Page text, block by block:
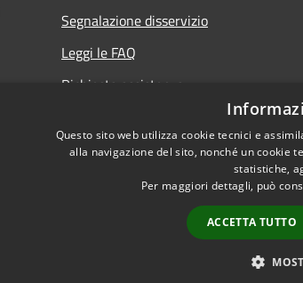
Segnalazione disservizio
Leggi le FAQ
Richiesta assistenza
Questo sito web utilizza cookie tecnici e
alla navigazione del sito, nonché un cookie
statistiche,
Per maggiori dettagli, può
ACCETTA TUTTO